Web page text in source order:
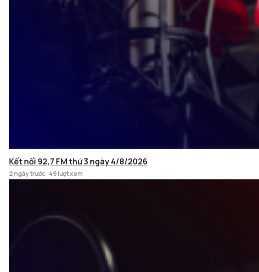
Kết nối 92,7 FM thứ 3 ngày 4/8/2026
2 ngày trước 49 lượt xem